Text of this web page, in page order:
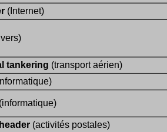
(Internet)
tankering (transport aérien)
(informatique)
(activités postales)